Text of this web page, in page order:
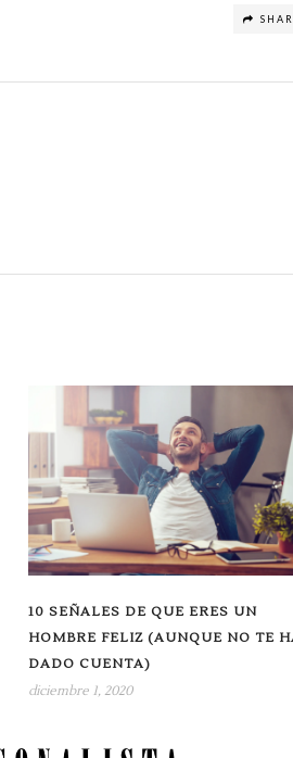
10 SEÑALES DE QUE ERES UN
HOMBRE FELIZ (AUNQUE NO TE
DADO CUENTA)
diciembre 1, 2020